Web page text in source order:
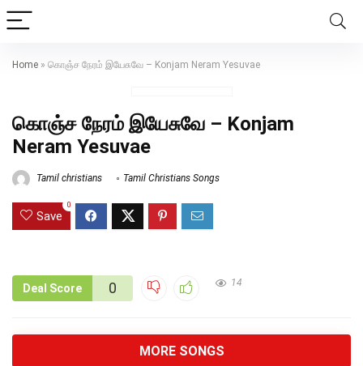
Home » கொஞ்ச நேரம் இயேசுவே – Konjam Neram Yesuvae
கொஞ்ச நேரம் இயேசுவே – Konjam
Neram Yesuvae
Tamil christians Tamil Christians Songs
Save
0
Deal Score 0 14
MORE SONGS